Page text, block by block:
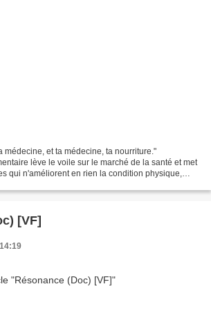
médecine, et ta médecine, ta nourriture."
lève le voile sur le marché de la santé et met
qui n'améliorent en rien la condition physique,
[VF]